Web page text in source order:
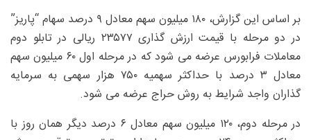
بر اساس این گزارش، ۱۸۰ میلیون سهم معادل ۹ درصد سهام “پاریز”
در دو مرحله با قیمت ارزش گذاری ۲۳۵۷۷ ریالی در تابلو دوم
معاملات فرابورس عرضه می شود که در مرحله اول ۶۰ میلیون سهم
معادل ۳ درصد با حداکثر سهمیه ۷۵۰ هزار سهمی به سرمایه
گذاران واجد شرایط به روش حراج عرضه می شود.
در مرحله دوم، ۱۲۰ میلیون سهم معادل ۶ درصد دیگر همان روز با